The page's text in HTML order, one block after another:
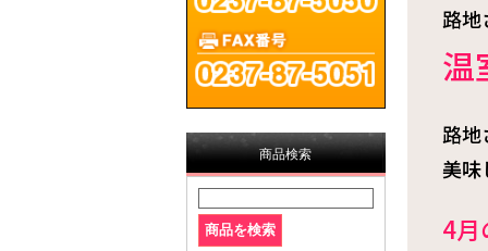
商品検索
路地
温
路地
美味
4月